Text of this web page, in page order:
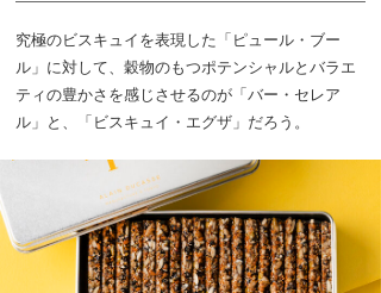
究極のビスキュイを表現した「ピュール・ブー
ル」に対して、穀物のもつポテンシャルとバラエ
ティの豊かさを感じさせるのが「バー・セレア
ル」と、「ビスキュイ・エグザ」だろう。